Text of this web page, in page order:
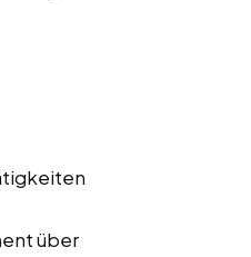
über